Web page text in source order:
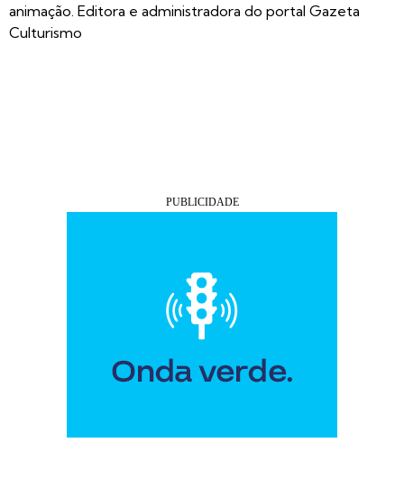
animação. Editora e administradora do portal Gazeta
Culturismo